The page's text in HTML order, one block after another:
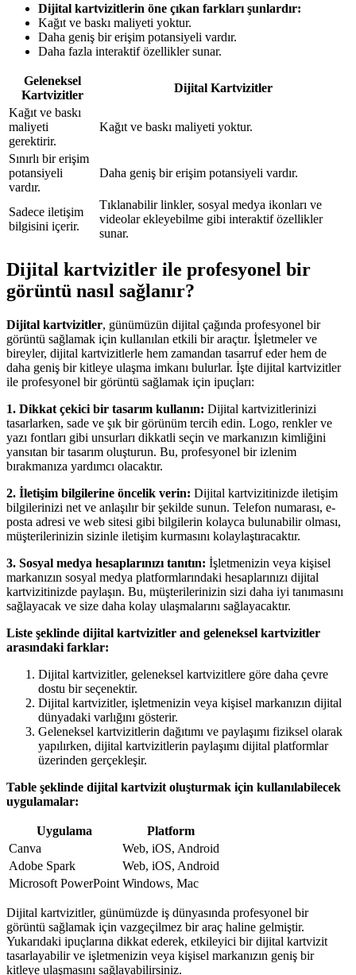
Dijital kartvizitlerin öne çıkan farkları şunlardır:
Kağıt ve baskı maliyeti yoktur.
Daha geniş bir erişim potansiyeli vardır.
Daha fazla interaktif özellikler sunar.
Geleneksel
Kartvizitler
Dijital Kartvizitler
Kağıt ve baskı
maliyeti
gerektirir.
Kağıt ve baskı maliyeti yoktur.
Sınırlı bir erişim
potansiyeli
vardır.
Daha geniş bir erişim potansiyeli vardır.
Sadece iletişim
bilgisini içerir.
Tıklanabilir linkler, sosyal medya ikonları ve
videolar ekleyebilme gibi interaktif özellikler
sunar.
Dijital kartvizitler ile profesyonel bir
görüntü nasıl sağlanır?
Dijital kartvizitler, günümüzün dijital çağında profesyonel bir
görüntü sağlamak için kullanılan etkili bir araçtır. İşletmeler ve
bireyler, dijital kartvizitlerle hem zamandan tasarruf eder hem de
daha geniş bir kitleye ulaşma imkanı bulurlar. İşte dijital kartvizitler
ile profesyonel bir görüntü sağlamak için ipuçları:
1. Dikkat çekici bir tasarım kullanın: Dijital kartvizitlerinizi
tasarlarken, sade ve şık bir görünüm tercih edin. Logo, renkler ve
yazı fontları gibi unsurları dikkatli seçin ve markanızın kimliğini
yansıtan bir tasarım oluşturun. Bu, profesyonel bir izlenim
bırakmanıza yardımcı olacaktır.
2. İletişim bilgilerine öncelik verin: Dijital kartvizitinizde iletişim
bilgilerinizi net ve anlaşılır bir şekilde sunun. Telefon numarası, e-
posta adresi ve web sitesi gibi bilgilerin kolayca bulunabilir olması,
müşterilerinizin sizinle iletişim kurmasını kolaylaştıracaktır.
3. Sosyal medya hesaplarınızı tanıtın: İşletmenizin veya kişisel
markanızın sosyal medya platformlarındaki hesaplarınızı dijital
kartvizitinizde paylaşın. Bu, müşterilerinizin sizi daha iyi tanımasını
sağlayacak ve size daha kolay ulaşmalarını sağlayacaktır.
Liste şeklinde dijital kartvizitler and geleneksel kartvizitler
arasındaki farklar:
Dijital kartvizitler, geleneksel kartvizitlere göre daha çevre
dostu bir seçenektir.
Dijital kartvizitler, işletmenizin veya kişisel markanızın dijital
dünyadaki varlığını gösterir.
Geleneksel kartvizitlerin dağıtımı ve paylaşımı fiziksel olarak
yapılırken, dijital kartvizitlerin paylaşımı dijital platformlar
üzerinden gerçekleşir.
Table şeklinde dijital kartvizit oluşturmak için kullanılabilecek
uygulamalar:
Uygulama
Platform
Canva
Web, iOS, Android
Adobe Spark
Web, iOS, Android
Microsoft PowerPoint Windows, Mac
Dijital kartvizitler, günümüzde iş dünyasında profesyonel bir
görüntü sağlamak için vazgeçilmez bir araç haline gelmiştir.
Yukarıdaki ipuçlarına dikkat ederek, etkileyici bir dijital kartvizit
tasarlayabilir ve işletmenizin veya kişisel markanızın geniş bir
kitleye ulaşmasını sağlayabilirsiniz.